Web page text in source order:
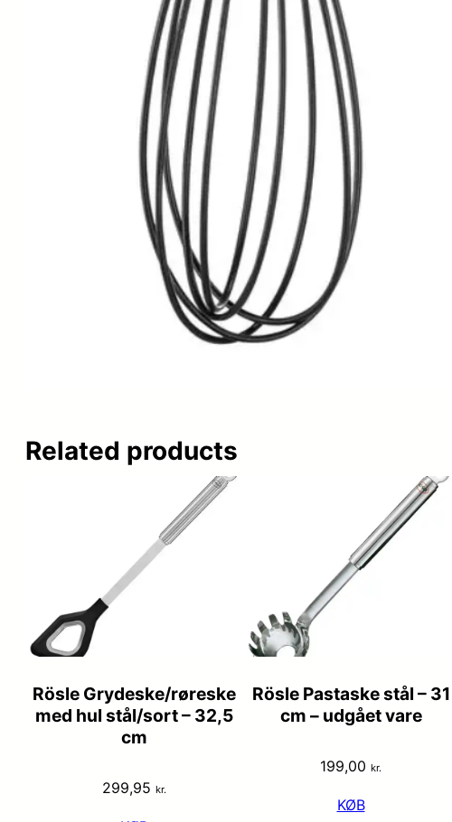
Related products
Rösle Grydeske/røreske
med hul stål/sort – 32,5
cm
299,95 kr.
Rösle Pastaske stål – 31
cm – udgået vare
199,00 kr.
KØB